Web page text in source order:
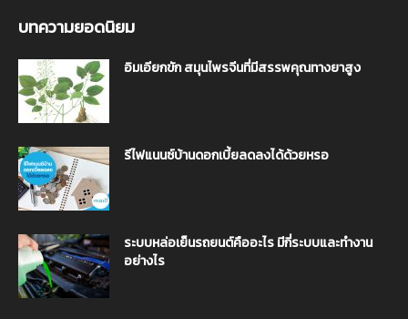
บทความยอดนิยม
อิมเอียกขัก สมุนไพรจีนที่มีสรรพคุณทางยาสูง
รีไฟแนนซ์บ้านดอกเบี้ยลดลงได้ด้วยหรอ
ระบบหล่อเย็นรถยนต์คืออะไร มีกี่ระบบและทำงาน
อย่างไร